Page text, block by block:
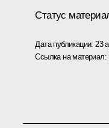
Статус
Дата публикации: 23
Ссылка на материал: